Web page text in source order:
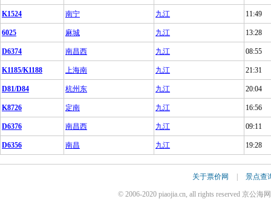
K1524 南宁 九江 11:49
6025 麻城 九江 13:28
D6374 南昌西 九江 08:55
K1185/K1188 上海南 九江 21:31
D81/D84 杭州东 九江 20:04
K8726 定南 九江 16:56
D6376 南昌西 九江 09:11
D6356 南昌 九江 19:28
关于票价网 | 景点查
© 2006-2020 piaojia.cn, all rights reserved 京公海